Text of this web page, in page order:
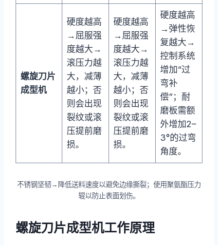
螺旋刀片
成型机
硬度越高
→屈服强
度越大→
滚压力越
大，减薄
越小；否
则会出现
裂纹或滚
压提前磨
损。
硬度越高
→屈服强
度越大→
滚压力越
大，减薄
越小；否
则会出现
裂纹或滚
压提前磨
损。
硬度越高
→弹性恢
复越大→
控制系统
增加“过
弯补
偿”；耐
磨板需额
外增加2–
3°的过弯
角度。
不锈钢坚韧→降低送料速度以避免边缘撕裂；使用聚氨酯压力
辊以防止表面划伤。
螺旋刀片成型机工作原理